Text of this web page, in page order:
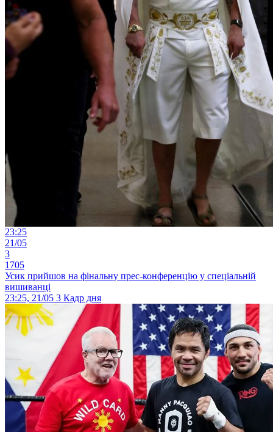
23:25
21/05
3
1705
Усик прийшов на фінальну прес-конференцію у спеціальній
вишиванці
23:25, 21/05 3 Кадр дня